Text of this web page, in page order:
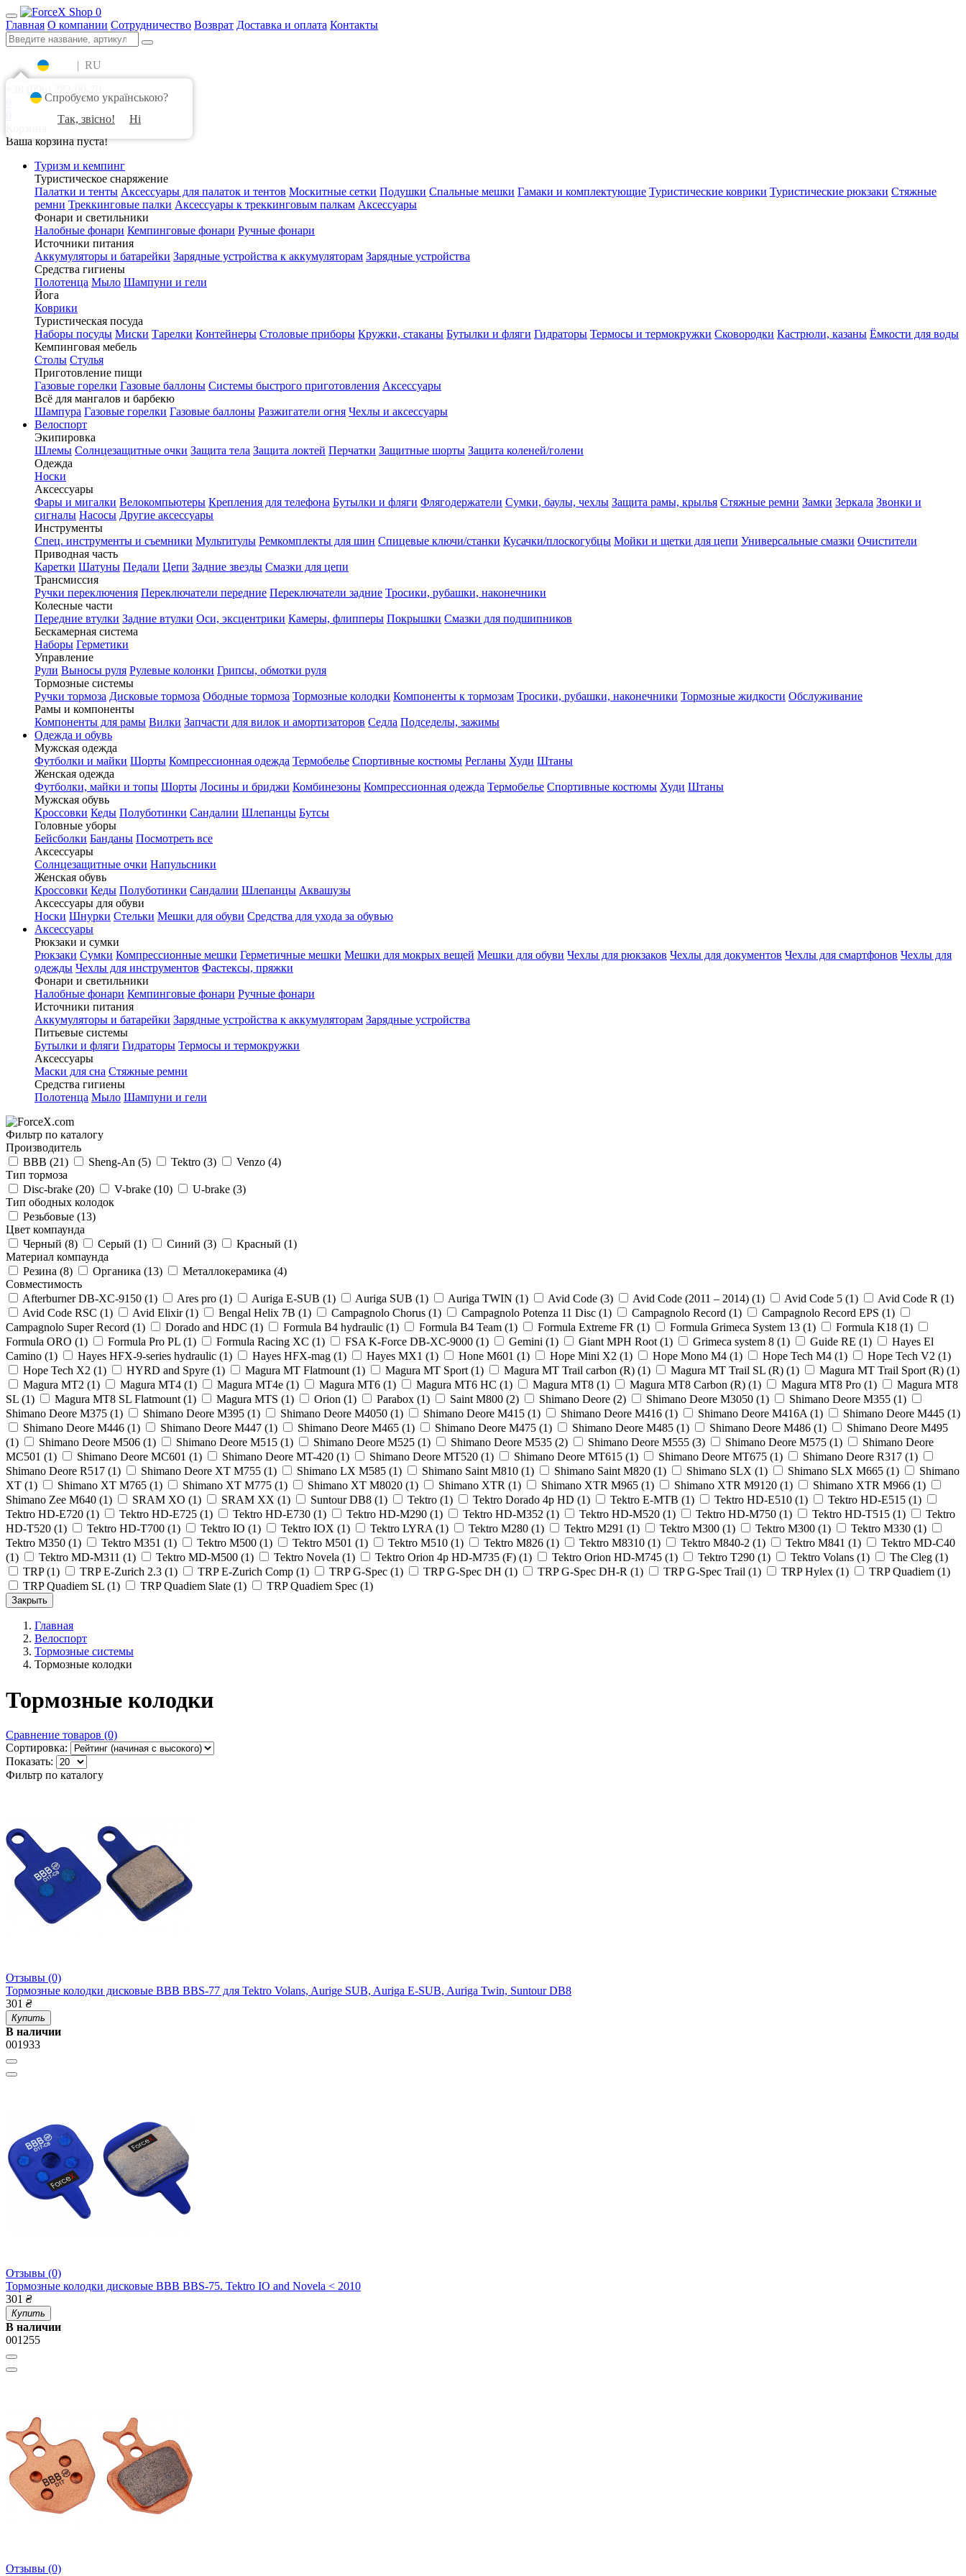
0
Главная О компании Сотрудничество Возврат Доставка и оплата Контакты
| RU
+38 (096) 282-00-70
Ваша корзина пуста!
Туризм и кемпинг
Туристическое снаряжение
Палатки и тенты Аксессуары для палаток и тентов Москитные сетки Подушки Спальные мешки Гамаки и комплектующие Туристические коврики Туристические рюкзаки Стяжные
ремни Треккинговые палки Аксессуары к треккинговым палкам Аксессуары
Фонари и светильники
Налобные фонари Кемпинговые фонари Ручные фонари
Источники питания
Аккумуляторы и батарейки Зарядные устройства к аккумуляторам Зарядные устройства
Средства гигиены
Полотенца Мыло Шампуни и гели
Йога
Коврики
Туристическая посуда
Наборы посуды Миски Тарелки Контейнеры Столовые приборы Кружки, стаканы Бутылки и фляги Гидраторы Термосы и термокружки Сковородки Кастрюли, казаны Ёмкости для воды
Кемпинговая мебель
Столы Стулья
Приготовление пищи
Газовые горелки Газовые баллоны Системы быстрого приготовления Аксессуары
Всё для мангалов и барбекю
Шампура Газовые горелки Газовые баллоны Разжигатели огня Чехлы и аксессуары
Велоспорт
Экипировка
Шлемы Солнцезащитные очки Защита тела Защита локтей Перчатки Защитные шорты Защита коленей/голени
Одежда
Носки
Аксессуары
Фары и мигалки Велокомпьютеры Крепления для телефона Бутылки и фляги Флягодержатели Сумки, баулы, чехлы Защита рамы, крылья Стяжные ремни Замки Зеркала Звонки и
сигналы Насосы Другие аксессуары
Инструменты
Спец. инструменты и съемники Мультитулы Ремкомплекты для шин Спицевые ключи/станки Кусачки/плоскогубцы Мойки и щетки для цепи Универсальные смазки Очистители
Приводная часть
Каретки Шатуны Педали Цепи Задние звезды Смазки для цепи
Трансмиссия
Ручки переключения Переключатели передние Переключатели задние Тросики, рубашки, наконечники
Колесные части
Передние втулки Задние втулки Оси, эксцентрики Камеры, флипперы Покрышки Смазки для подшипников
Бескамерная система
Наборы Герметики
Управление
Рули Выносы руля Рулевые колонки Грипсы, обмотки руля
Тормозные системы
Ручки тормоза Дисковые тормоза Ободные тормоза Тормозные колодки Компоненты к тормозам Тросики, рубашки, наконечники Тормозные жидкости Обслуживание
Рамы и компоненты
Компоненты для рамы Вилки Запчасти для вилок и амортизаторов Седла Подседелы, зажимы
Одежда и обувь
Мужская одежда
Футболки и майки Шорты Компрессионная одежда Термобелье Спортивные костюмы Регланы Худи Штаны
Женская одежда
Футболки, майки и топы Шорты Лосины и бриджи Комбинезоны Компрессионная одежда Термобелье Спортивные костюмы Худи Штаны
Мужская обувь
Кроссовки Кеды Полуботинки Сандалии Шлепанцы Бутсы
Головные уборы
Бейсболки Банданы Посмотреть все
Аксессуары
Солнцезащитные очки Напульсники
Женская обувь
Кроссовки Кеды Полуботинки Сандалии Шлепанцы Аквашузы
Аксессуары для обуви
Носки Шнурки Стельки Мешки для обуви Средства для ухода за обувью
Аксессуары
Рюкзаки и сумки
Рюкзаки Сумки Компрессионные мешки Герметичные мешки Мешки для мокрых вещей Мешки для обуви Чехлы для рюкзаков Чехлы для документов Чехлы для смартфонов Чехлы для
одежды Чехлы для инструментов Фастексы, пряжки
Фонари и светильники
Налобные фонари Кемпинговые фонари Ручные фонари
Источники питания
Аккумуляторы и батарейки Зарядные устройства к аккумуляторам Зарядные устройства
Питьевые системы
Бутылки и фляги Гидраторы Термосы и термокружки
Аксессуары
Маски для сна Стяжные ремни
Средства гигиены
Полотенца Мыло Шампуни и гели
Фильтр по каталогу
Производитель
BBB (21) Sheng-An (5) Tektro (3) Venzo (4)
Тип тормоза
Disc-brake (20) V-brake (10) U-brake (3)
Тип ободных колодок
Резьбовые (13)
Цвет компаунда
Черный (8) Серый (1) Синий (3) Красный (1)
Материал компаунда
Резина (8) Органика (13) Металлокерамика (4)
Совместимость
Afterburner DB-XC-9150 (1) Ares pro (1) Auriga E-SUB (1) Auriga SUB (1) Auriga TWIN (1) Avid Code (3) Avid Code (2011 – 2014) (1) Avid Code 5 (1) Avid Code R (1)
Avid Code RSC (1) Avid Elixir(1) Bengal Helix 7B (1) Campagnolo Chorus (1) Campagnolo Potenza 11 Disc (1) Campagnolo Record (1) Campagnolo Record EPS (1)
Campagnolo Super Record (1) Dorado and HDC (1) Formula B4 hydraulic (1) Formula B4 Team (1) Formula Extreme FR (1) Formula Grimeca System 13 (1) Formula K18 (1)
Formula ORO (1) Formula Pro PL (1) Formula Racing XC (1) FSA K-Force DB-XC-9000 (1) Gemini (1) Giant MPH Root (1) Grimeca system 8 (1) Guide RE (1)
Hayes El
Camino (1) Hayes HFX-9-series hydraulic (1) Hayes HFX-mag (1) Hayes MX1 (1) Hone M601 (1) Hope Mini X2 (1) Hope Mono M4 (1) Hope Tech M4 (1) Hope Tech V2 (1)
Hope Tech X2 (1) HYRD and Spyre (1) Magura MT Flatmount (1) Magura MT Sport (1) Magura MT Trail carbon (R) (1) Magura MT Trail SL (R) (1) Magura MT Trail Sport (R) (1)
Magura MT2 (1) Magura MT4 (1) Magura MT4e (1) Magura MT6 (1) Magura MT6 HC (1) Magura MT8 (1) Magura MT8 Carbon (R) (1) Magura MT8 Pro (1)
Magura MT8
SL (1) Magura MT8 SL Flatmount (1) Magura MTS (1) Orion (1) Parabox (1) Saint M800 (2) Shimano Deore (2) Shimano Deore M3050 (1) Shimano Deore M355 (1)
Shimano Deore M375 (1) Shimano Deore M395 (1) Shimano Deore M4050 (1) Shimano Deore M415 (1) Shimano Deore M416 (1) Shimano Deore M416A (1) Shimano Deore M445 (1)
Shimano Deore M446 (1) Shimano Deore M447 (1) Shimano Deore M465 (1) Shimano Deore M475 (1) Shimano Deore M485 (1) Shimano Deore M486 (1)
Shimano Deore M495
(1)
Shimano Deore M506 (1) Shimano Deore M515 (1) Shimano Deore M525 (1) Shimano Deore M535 (2) Shimano Deore M555 (3) Shimano Deore M575 (1)
Shimano Deore
MC501 (1) Shimano Deore MC601 (1) Shimano Deore MT-420 (1) Shimano Deore MT520 (1) Shimano Deore MT615 (1) Shimano Deore MT675 (1) Shimano Deore R317 (1)
Shimano Deore R517 (1) Shimano Deore XT M755 (1) Shimano LX M585 (1) Shimano Saint M810 (1) Shimano Saint M820 (1) Shimano SLX (1) Shimano SLX M665 (1)
Shimano
XT (1) Shimano XT M765 (1) Shimano XT M775 (1) Shimano XT M8020 (1) Shimano XTR (1) Shimano XTR M965 (1) Shimano XTR M9120 (1) Shimano XTR M966 (1)
Shimano Zee M640 (1) SRAM XO (1) SRAM XX (1) Suntour DB8 (1) Tektro (1) Tektro Dorado 4p HD (1) Tektro E-MTB (1) Tektro HD-E510 (1) Tektro HD-E515 (1)
Tektro HD-E720 (1) Tektro HD-E725 (1) Tektro HD-E730 (1) Tektro HD-M290 (1) Tektro HD-M352 (1) Tektro HD-M520 (1) Tektro HD-M750 (1) Tektro HD-T515 (1)
Tektro
HD-T520 (1) Tektro HD-T700 (1) Tektro IO (1) Tektro IOX (1) Tektro LYRA (1) Tektro M280 (1) Tektro M291 (1) Tektro M300 (1) Tektro M300 (1) Tektro M330 (1)
Tektro M350 (1) Tektro M351 (1) Tektro M500 (1) Tektro M501 (1) Tektro M510 (1) Tektro M826 (1) Tektro M8310 (1) Tektro M840-2 (1) Tektro M841 (1)
Tektro MD-C40
(1)
Tektro MD-M311 (1) Tektro MD-M500 (1) Tektro Novela (1) Tektro Orion 4p HD-M735 (F) (1) Tektro Orion HD-M745 (1) Tektro T290 (1) Tektro Volans (1) The Cleg (1)
TRP(1) TRP E-Zurich 2.3 (1) TRP E-Zurich Comp (1) TRP G-Spec (1) TRP G-Spec DH (1) TRP G-Spec DH-R (1) TRP G-Spec Trail (1) TRP Hylex (1) TRP Quadiem (1)
TRP Quadiem SL (1) TRP Quadiem Slate (1) TRP Quadiem Spec (1)
Закрыть
Главная
Велоспорт
Тормозные системы
Тормозные колодки
Тормозные колодки
Сравнение товаров (0)
Сортировка:
Показать:
Фильтр по каталогу
Отзывы (0)
Тормозные колодки дисковые BBB BBS-77 для Tektro Volans, Aurige SUB, Auriga E-SUB, Auriga Twin, Suntour DB8
301 ₴
Купить
В наличии
001933
Отзывы (0)
Тормозные колодки дисковые BBB BBS-75. Tektro IO and Novela < 2010
301 ₴
Купить
В наличии
001255
Отзывы (0)
Спробуємо українською?
Так, звісно!
Ні